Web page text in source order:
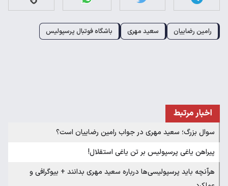
رامین رضاییان سعید مهری باشگاه فوتبال پرسپولیس
اخبار مرتبط
سوال بزرگ؛ سعید مهری در جواب رامین رضاییان است؟
پیراهن یاغی پرسپولیس بر تن یاغی استقلال!
هرآنچه باید پرسپولیسی‌ها درباره سعید مهری بدانند + بیوگرافی و